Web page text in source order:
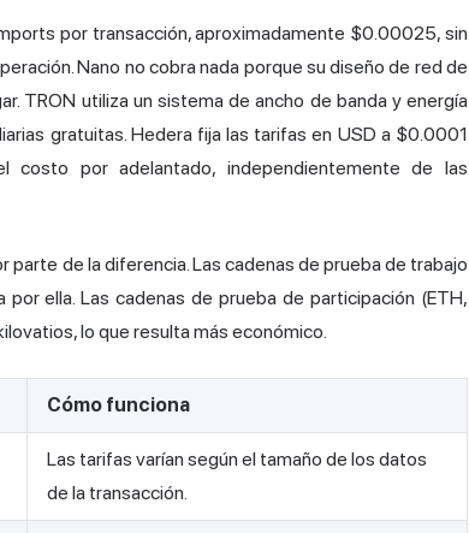
por transacción, aproximadamente $0.00025, sin
Nano no cobra nada porque su diseño de red de
TRON utiliza un sistema de ancho de banda y energía
gratuitas. Hedera fija las tarifas en USD a $0.0001
por adelantado, independientemente de las
de la diferencia. Las cadenas de prueba de trabajo
ella. Las cadenas de prueba de participación (ETH,
lo que resulta más económico.
Cómo funciona
Las tarifas varían según el tamaño de los datos
de la transacción.